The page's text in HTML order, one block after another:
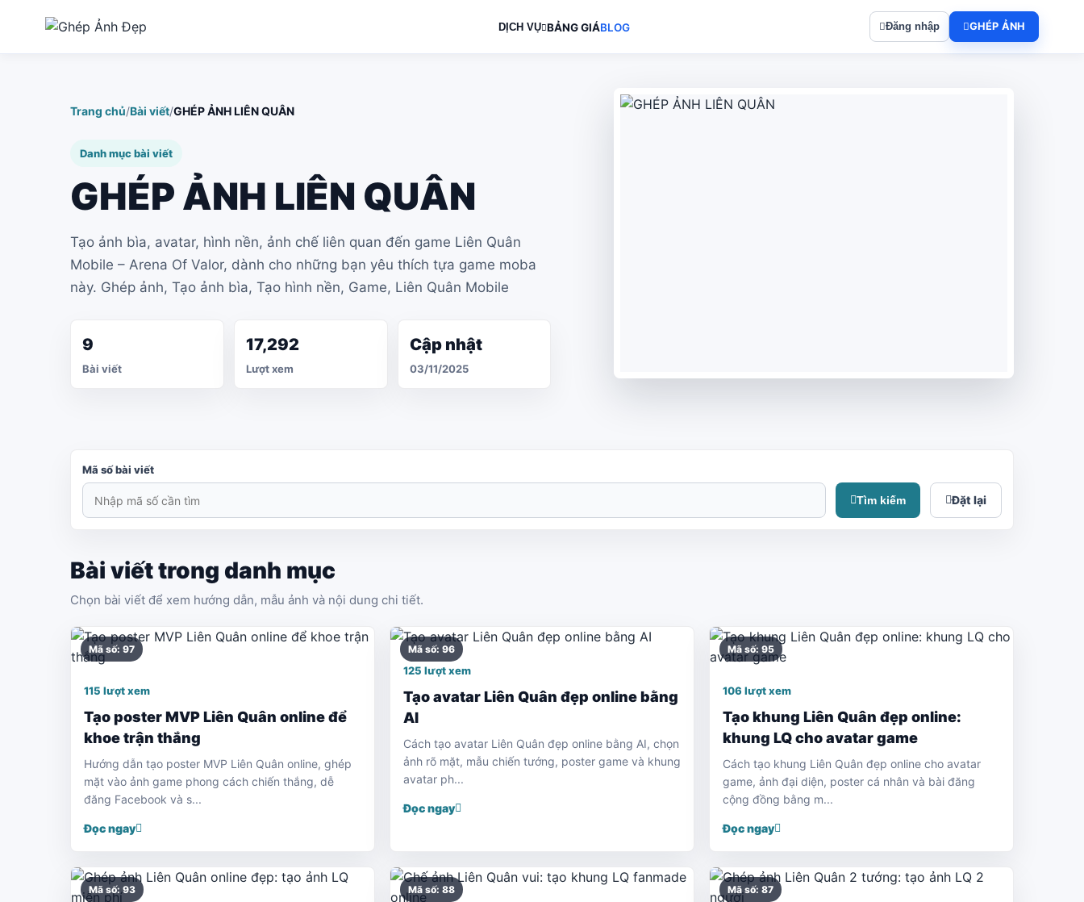
DỊCH VỤ
Tạo ảnh cử nhân tốt nghiệp
từ ảnh khuôn mặt, ghép vào
BẢNG GIÁBLOG Đăng nhập GHÉP ẢNH
Trang chủ/Bài viết/GHÉP ẢNH LIÊN QUÂN
Danh mục bài viết
GHÉP ẢNH LIÊN QUÂN
Tạo ảnh bìa, avatar, hình nền, ảnh chế liên quan đến game Liên Quân
Mobile – Arena Of Valor, dành cho những bạn yêu thích tựa game moba
này. Ghép ảnh, Tạo ảnh bìa, Tạo hình nền, Game, Liên Quân Mobile
9
Bài viết
17,292
Lượt xem
Cập nhật
03/11/2025
Mã số bài viết
Tìm kiếm Đặt lại
Bài viết trong danh mục
Chọn bài viết để xem hướng dẫn, mẫu ảnh và nội dung chi tiết.
Mã số: 97
115 lượt xem
Tạo poster MVP Liên Quân online để
khoe trận thắng
Hướng dẫn tạo poster MVP Liên Quân online, ghép
mặt vào ảnh game phong cách chiến thắng, dễ
đăng Facebook và s...
Đọc ngay
Mã số: 96
125 lượt xem
Tạo avatar Liên Quân đẹp online bằng
AI
Cách tạo avatar Liên Quân đẹp online bằng AI, chọn
ảnh rõ mặt, mẫu chiến tướng, poster game và khung
avatar ph...
Đọc ngay
Mã số: 95
106 lượt xem
Tạo khung Liên Quân đẹp online:
khung LQ cho avatar game
Cách tạo khung Liên Quân đẹp online cho avatar
game, ảnh đại diện, poster cá nhân và bài đăng
cộng đồng bằng m...
Đọc ngay
Mã số: 93 Mã số: 88 Mã số: 87